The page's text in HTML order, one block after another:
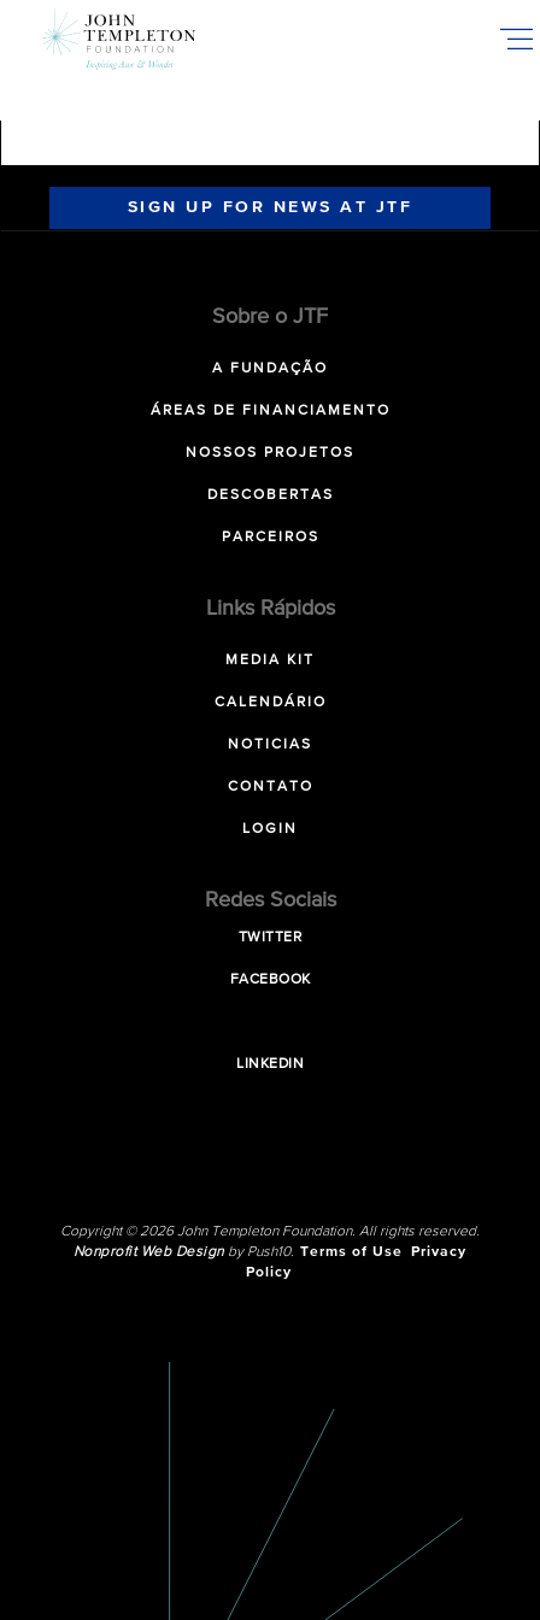
SIGN UP FOR NEWS AT JTF
Sobre o JTF
A FUNDAÇÃO
ÁREAS DE FINANCIAMENTO
NOSSOS PROJETOS
DESCOBERTAS
PARCEIROS
Links Rápidos
MEDIA KIT
CALENDÁRIO
NOTICIAS
CONTATO
LOGIN
Redes Sociais
TWITTER
FACEBOOK
LINKEDIN
Copyright © 2026 John Templeton Foundation. All rights reserved.
Nonprofit Web Designby Push10. Terms of Use
Privacy
Policy